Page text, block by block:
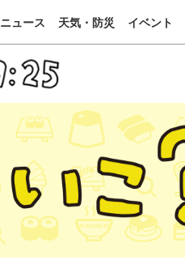
ニュース 天気・防災 イベント